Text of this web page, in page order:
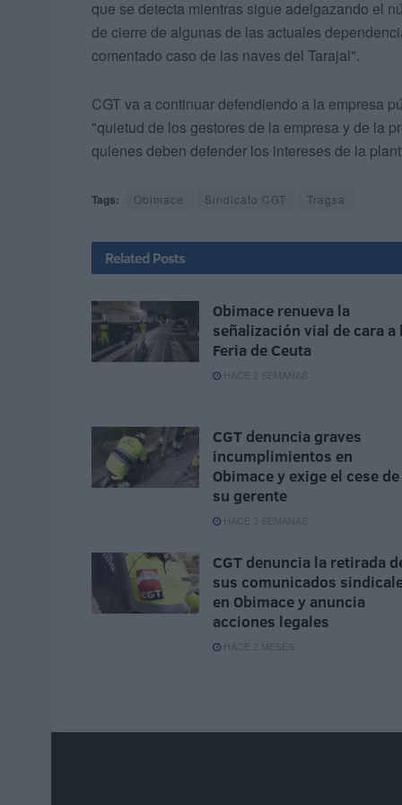
que se detecta mientras sigue adelgazando el
de cierre de algunas de las actuales
comentado caso de las naves del Tarajal".
CGT va a continuar defendiendo a la empresa
"quietud de los gestores de la empresa y de la
quienes deben defender los intereses de la
Tags: Obimace Sindicato CGT Tragsa
Related Posts
Obimace renueva la
señalización vial de cara a
Feria de Ceuta
HACE 2 SEMANAS
CGT denuncia graves
incumplimientos en
Obimace y exige el cese de
su gerente
HACE 3 SEMANAS
CGT denuncia la retirada
sus comunicados
en Obimace y anuncia
acciones legales
HACE 2 MESES